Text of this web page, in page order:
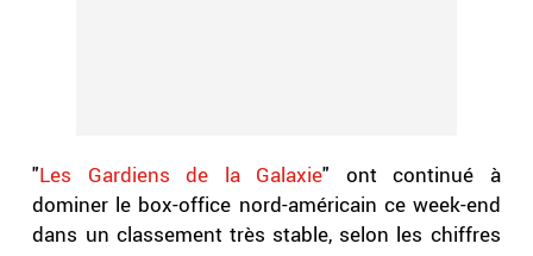
"Les Gardiens de la Galaxie" ont continué à
dominer le box-office nord-américain ce week-end
dans un classement très stable, selon les chiffres